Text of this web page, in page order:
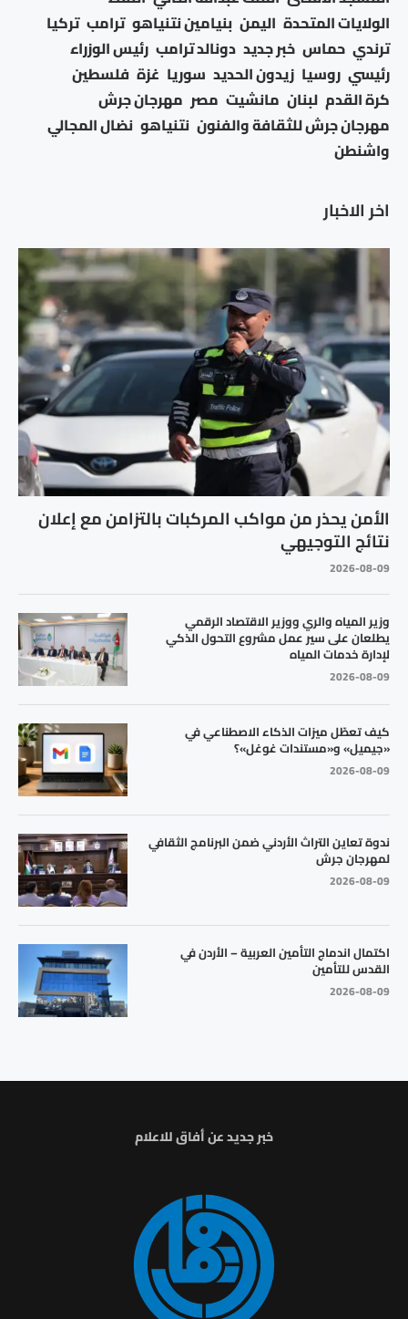
اخر الاخبار
الأمن يحذر من مواكب المركبات بالتزامن مع إعلان
نتائج التوجيهي
2026-08-09
وزير المياه والري ووزير الاقتصاد الرقمي
يطلعان على سير عمل مشروع التحول الذكي
لإدارة خدمات المياه
2026-08-09
كيف تعطّل ميزات الذكاء الاصطناعي في
«جيميل» و«مستندات غوغل»؟
2026-08-09
ندوة تعاين التراث الأردني ضمن البرنامج الثقافي
لمهرجان جرش
2026-08-09
اكتمال اندماج التأمين العربية – الأردن في
القدس للتأمين
2026-08-09
الولايات المتحدة اليمن بنيامين نتنياهو ترامب تركيا
ترندي حماس خبر جديد دونالد ترامب رئيس الوزراء
رئيسي روسيا زيدون الحديد سوريا غزة فلسطين
كرة القدم لبنان مانشيت مصر مهرجان جرش
مهرجان جرش للثقافة والفنون نتنياهو نضال المجالي
واشنطن
خبر جديد عن أفاق للاعلام